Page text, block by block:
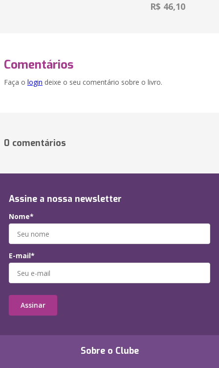
R$ 46,10
Comentários
Faça o login deixe o seu comentário sobre o livro.
0 comentários
Sobre o Clube
Assine a nossa newsletter
Nome*
E-mail*
Assinar